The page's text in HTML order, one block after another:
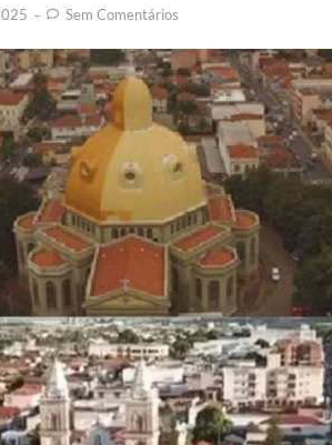
Sem Comentários